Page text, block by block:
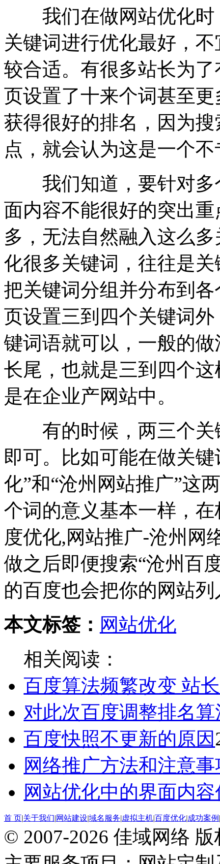
我们在做网站优化时
关键词进行优化最好，
较合适。有很多站长为
页设置了十来个词甚至
获得很好的排名，因为
点，就会认为这是一个
我们知道，要针对多
面内容不能很好的突出
多，无法自然融入这么
化很多关键词，往往是
把关键词分组并分布到
页设置三到四个关键词
键词语就可以，一般的
长尾，也就是三到四个
是在企业产网站中。
有的时候，两三个关
即可。比如可能在做关
化”和“沧州网站推广”这
个词的意义基本一样，
度优化,网站推广-沧州网
做之后即便搜索“沧州百
的百度也会把你的网站
本文标签： 网站优化
相关阅读：
百度算法频繁改变 站
对此次百度调整排名
百度快照不更新的原因
网络推广方法和注意事
网站优化中的界面内
首 页|关于我们|网站建设|域名服务|虚拟主机|百度优化|成功案例 |
© 2007-2026 佳域网络